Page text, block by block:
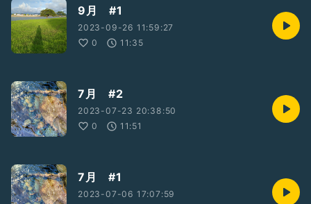
9月 #1
2023-09-26 11:59:27
0
11:35
7月 #2
2023-07-23 20:38:50
0
11:51
7月 #1
2023-07-06 17:07:59